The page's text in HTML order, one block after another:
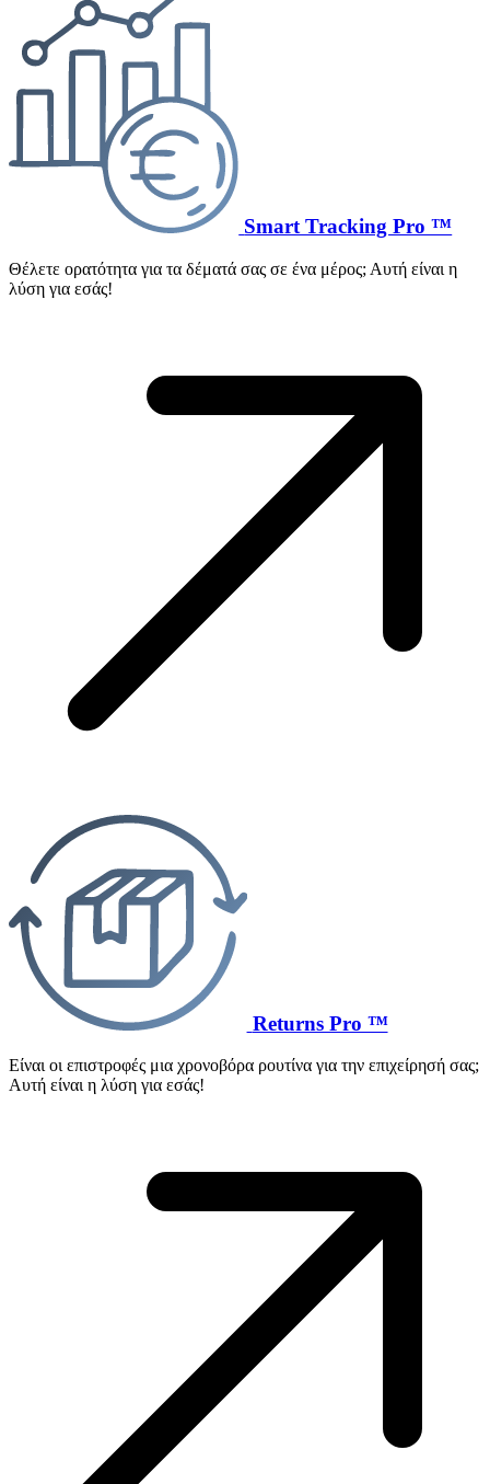
Smart Tracking Pro ™
Θέλετε ορατότητα για τα δέματά σας σε ένα μέρος; Αυτή είναι η
λύση για εσάς!
Returns Pro ™
Είναι οι επιστροφές μια χρονοβόρα ρουτίνα για την επιχείρησή σας;
Αυτή είναι η λύση για εσάς!